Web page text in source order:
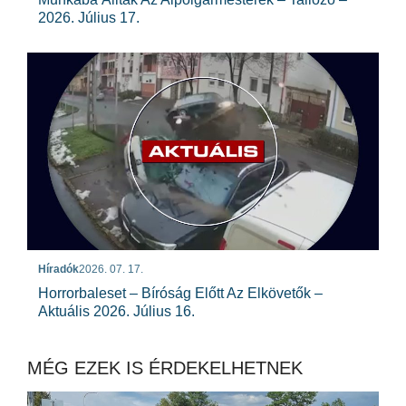
2026. Július 17.
Híradók2026. 07. 17.
Horrorbaleset – Bíróság Előtt Az Elkövetők –
Aktuális 2026. Július 16.
MÉG EZEK IS ÉRDEKELHETNEK